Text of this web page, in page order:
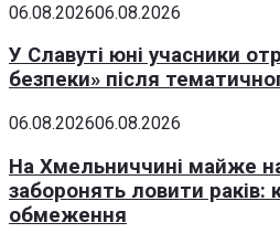
06.08.202606.08.2026
У Славуті юні учасники
безпеки» після
06.08.202606.08.2026
На Хмельниччині майже
заборонять ловити раків:
обмеження